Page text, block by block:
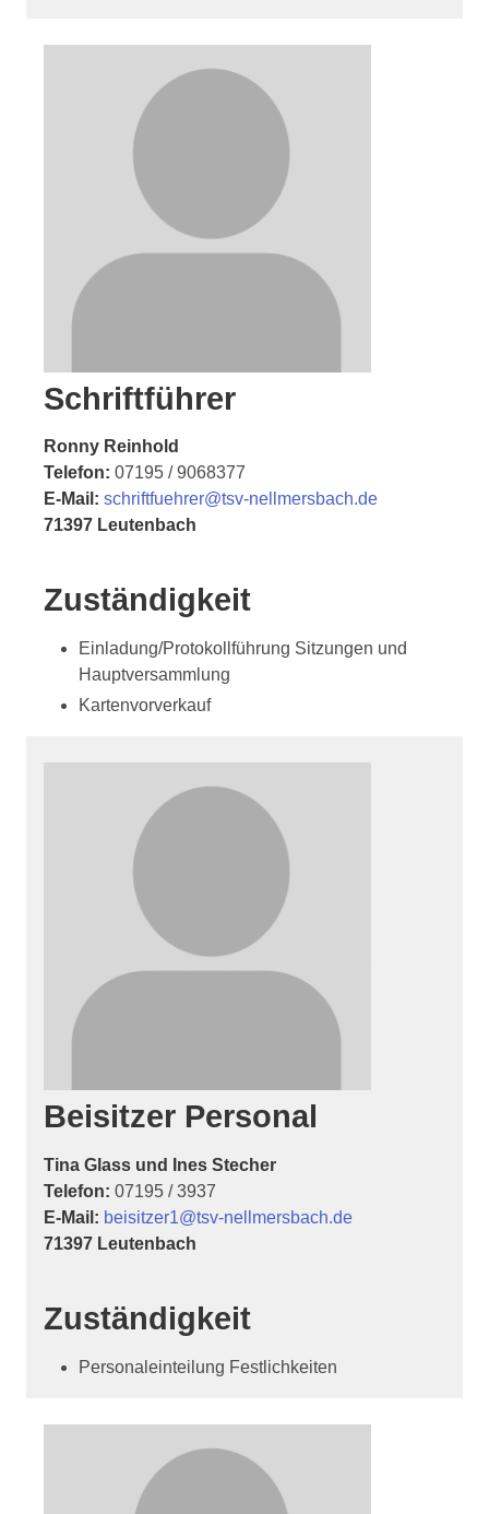
Schriftführer
Ronny Reinhold
Telefon: 07195 / 9068377
E-Mail: schriftfuehrer@tsv-nellmersbach.de
71397 Leutenbach
Zuständigkeit
Einladung/Protokollführung Sitzungen und
Hauptversammlung
Kartenvorverkauf
Beisitzer Personal
Tina Glass und Ines Stecher
Telefon: 07195 / 3937
E-Mail: beisitzer1@tsv-nellmersbach.de
71397 Leutenbach
Zuständigkeit
Personaleinteilung Festlichkeiten